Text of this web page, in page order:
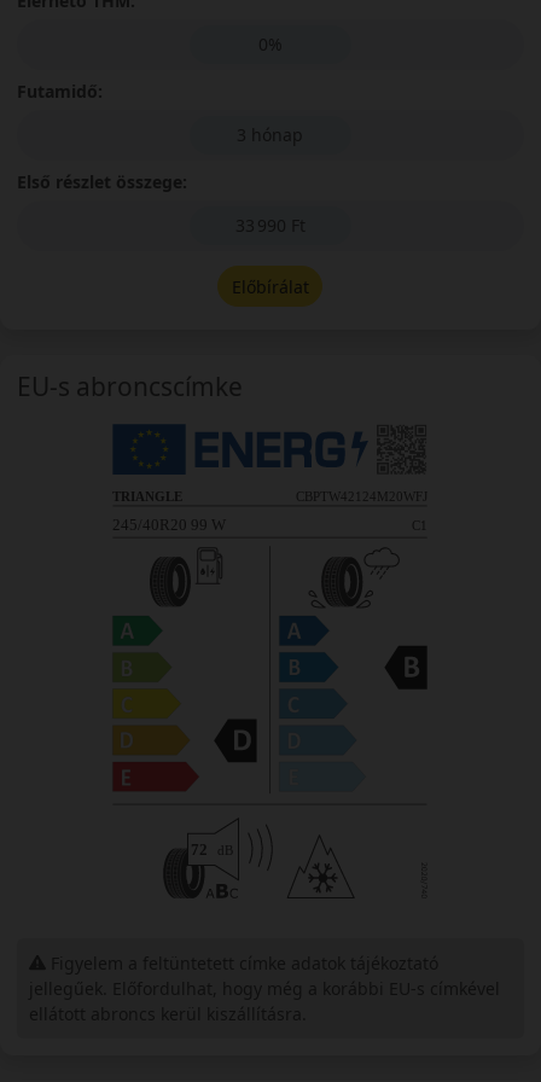
0%
Futamidő:
3 hónap
Első részlet összege:
33 990 Ft
Előbírálat
EU-s abroncscímke